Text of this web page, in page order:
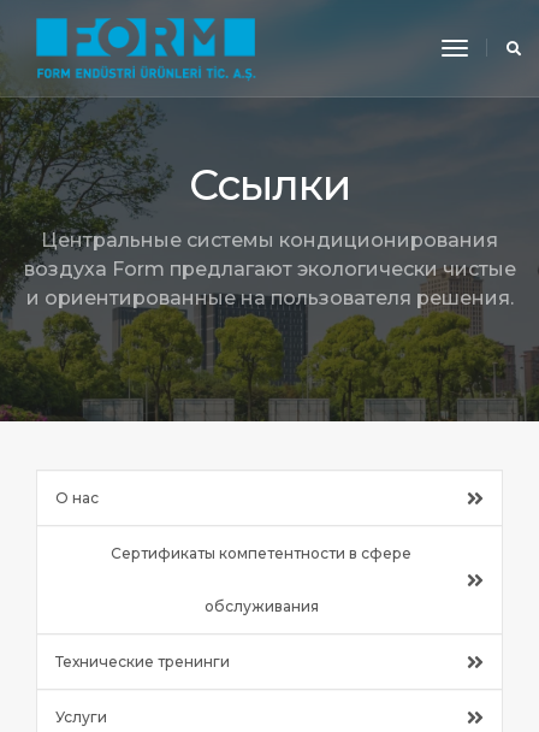
toggle
Ссылки
Центральные системы кондиционирования
воздуха Form предлагают экологически чистые
и ориентированные на пользователя решения.
О нас
Сертификаты компетентности в сфере
обслуживания
Технические тренинги
Услуги